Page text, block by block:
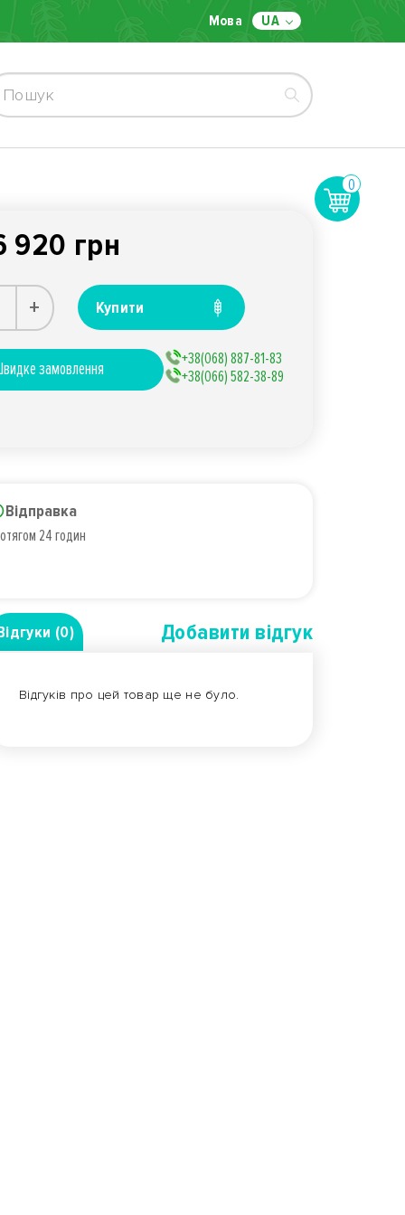
Мова UA
0
920 грн
+ Купити
замовлення
+38(068) 887-81-83
+38(066) 582-38-89
Відправка
24 годин
(0) Добавити вiдгук
Відгуків про цей товар ще не було.